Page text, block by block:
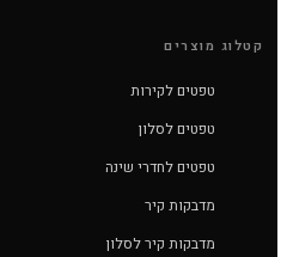
קטלוג מוצרים
טפטים לקירות
טפטים לסלון
טפטים לחדרי שינה
מדבקות קיר
מדבקות קיר לסלון